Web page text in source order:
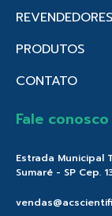
REVENDEDORES
PRODUTOS
CONTATO
Fale conosco
Estrada Municipal
Sumaré - SP Cep.